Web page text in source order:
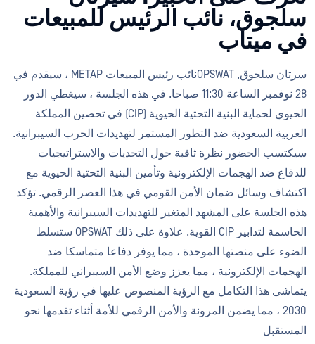
سلجوق، نائب الرئيس للمبيعات
في ميتاب
سرتان سلجوق, OPSWATنائب رئيس المبيعات METAP ، سيقدم في
28 نوفمبر الساعة 11:30 صباحا. في هذه الجلسة ، سيغطي الدور
الحيوي لحماية البنية التحتية الحيوية (CIP) في تحصين المملكة
العربية السعودية ضد التطور المستمر لتهديدات الحرب السيبرانية.
سيكتسب الحضور نظرة ثاقبة حول التحديات والاستراتيجيات
للدفاع ضد الهجمات الإلكترونية وتأمين البنية التحتية الحيوية مع
اكتشاف وسائل ضمان الأمن القومي في هذا العصر الرقمي. تؤكد
هذه الجلسة على المشهد المتغير للتهديدات السيبرانية والأهمية
الحاسمة لتدابير CIP القوية. علاوة على ذلك OPSWAT ستسلط
الضوء على منصتها الموحدة ، مما يوفر دفاعا متماسكا ضد
الهجمات الإلكترونية ، مما يعزز وضع الأمن السيبراني للمملكة.
يتماشى هذا التكامل مع الرؤية المنصوص عليها في رؤية السعودية
2030 ، مما يضمن المرونة والأمن الرقمي للأمة أثناء تقدمها نحو
المستقبل